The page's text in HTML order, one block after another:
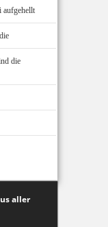
aufgehellt
die
aller